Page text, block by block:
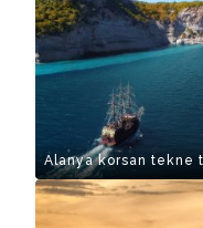
Alanya korsan tekne